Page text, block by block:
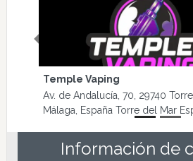
Dorsia Clínica
C. Plateros, 2, 29700 Vélez-
España Vélez-Málaga España
Previous
Información de